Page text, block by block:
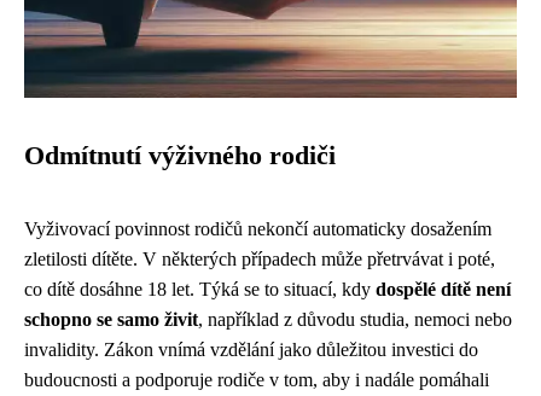
Odmítnutí výživného rodiči
Vyživovací povinnost rodičů nekončí automaticky dosažením
zletilosti dítěte. V některých případech může přetrvávat i poté,
co dítě dosáhne 18 let. Týká se to situací, kdy dospělé dítě není
schopno se samo živit, například z důvodu studia, nemoci nebo
invalidity. Zákon vnímá vzdělání jako důležitou investici do
budoucnosti a podporuje rodiče v tom, aby i nadále pomáhali